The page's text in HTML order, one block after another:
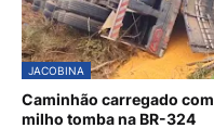
JACOBINA
Caminhão carregado com
milho tomba na BR-324